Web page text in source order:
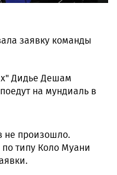
заявку команды
Дидье Дешам
на мундиаль в
не произошло.
типу Коло Муани